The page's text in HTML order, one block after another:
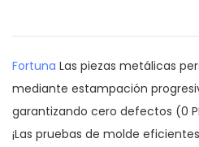
Fortuna Las piezas metálicas
mediante estampación
garantizando cero defectos (0
¡Las pruebas de molde